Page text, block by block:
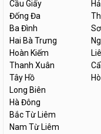
Cầu Giấy
Đống Đa
Ba Đình
Hai Bà Trưng
Hoàn Kiếm
Thanh Xuân
Tây Hồ
Long Biên
Hà Đông
Bắc Từ Liêm
Nam Từ Liêm